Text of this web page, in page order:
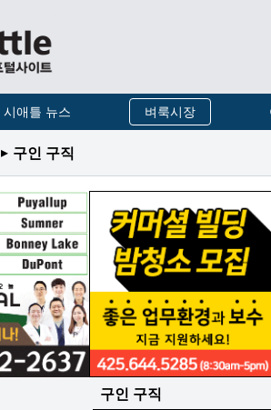
시애틀 뉴스 벼룩시장
▸ 구인 구직
구인 구직